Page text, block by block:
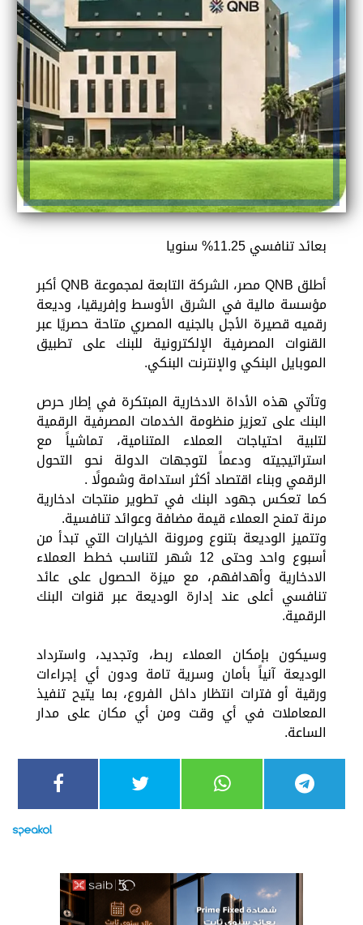
بعائد تنافسي 11.25% سنويا
أطلق QNB مصر، الشركة التابعة لمجموعة QNB أكبر
مؤسسة مالية في الشرق الأوسط وإفريقيا، وديعة
رقميه قصيرة الأجل بالجنيه المصري متاحة حصريًا عبر
القنوات المصرفية الإلكترونية للبنك على تطبيق
الموبايل البنكي والإنترنت البنكي.
وتأتي هذه الأداة الادخارية المبتكرة في إطار حرص
البنك على تعزيز منظومة الخدمات المصرفية الرقمية
لتلبية احتياجات العملاء المتنامية، تماشياً مع
استراتيجيته ودعماً لتوجهات الدولة نحو التحول
الرقمي وبناء اقتصاد أكثر استدامة وشمولًا .
كما تعكس جهود البنك في تطوير منتجات ادخارية
مرنة تمنح العملاء قيمة مضافة وعوائد تنافسية.
وتتميز الوديعة بتنوع ومرونة الخيارات التي تبدأ من
أسبوع واحد وحتى 12 شهر لتناسب خطط العملاء
الادخارية وأهدافهم، مع ميزة الحصول على عائد
تنافسي أعلى عند إدارة الوديعة عبر قنوات البنك
الرقمية.
وسيكون بإمكان العملاء ربط، وتجديد، واسترداد
الوديعة آنياً بأمان وسرية تامة ودون أي إجراءات
ورقية أو فترات انتظار داخل الفروع، بما يتيح تنفيذ
المعاملات في أي وقت ومن أي مكان على مدار
الساعة.